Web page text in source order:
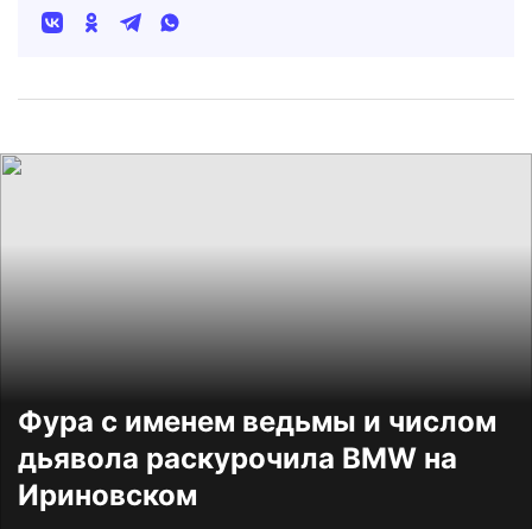
Фура с именем ведьмы и числом
дьявола раскурочила BMW на
Ириновском